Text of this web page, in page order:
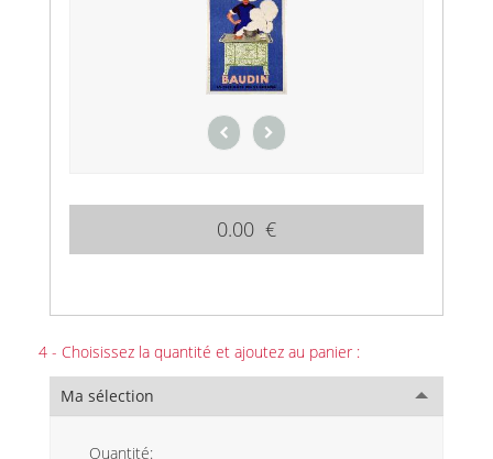
0.00 €
4 - Choisissez la quantité et ajoutez au panier :
Ma sélection
Quantité: